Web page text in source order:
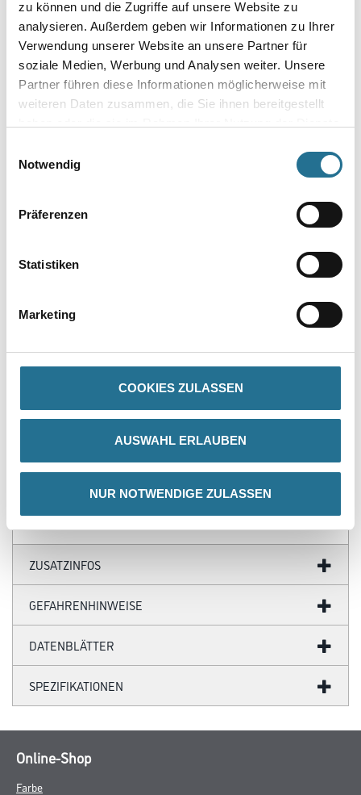
zu können und die Zugriffe auf unsere Website zu
analysieren. Außerdem geben wir Informationen zu Ihrer
Verwendung unserer Website an unsere Partner für
soziale Medien, Werbung und Analysen weiter. Unsere
Partner führen diese Informationen möglicherweise mit
weiteren Daten zusammen, die Sie ihnen bereitgestellt
Notwendig
Präferenzen
Statistiken
Marketing
COOKIES ZULASSEN
AUSWAHL ERLAUBEN
NUR NOTWENDIGE ZULASSEN
Umrechnungsfaktoren
Verarbeitungstemp./Luftfeuchte
Arbeitstemperatur: 10 - 25 °C
Ergiebigkeit: 1.0 - 2.0 m²
ZUSATZINFOS
GEFAHRENHINWEISE
DATENBLÄTTER
SPEZIFIKATIONEN
Online-Shop
Farbe